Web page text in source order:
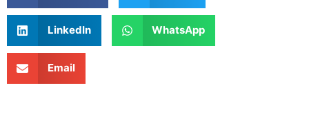
LinkedIn WhatsApp
Email